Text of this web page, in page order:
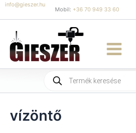
Skip
to
content
info@gieszer.hu
Mobil: +36 70 949 33 60
Products
search
vízöntő